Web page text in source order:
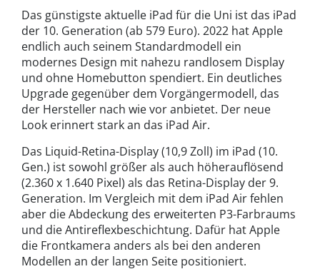
Das günstigste aktuelle iPad für die Uni ist das iPad
der 10. Generation (ab 579 Euro). 2022 hat Apple
endlich auch seinem Standardmodell ein
modernes Design mit nahezu randlosem Display
und ohne Homebutton spendiert. Ein deutliches
Upgrade gegenüber dem Vorgängermodell, das
der Hersteller nach wie vor anbietet. Der neue
Look erinnert stark an das iPad Air.
Das Liquid-Retina-Display (10,9 Zoll) im iPad (10.
Gen.) ist sowohl größer als auch höherauflösend
(2.360 x 1.640 Pixel) als das Retina-Display der 9.
Generation. Im Vergleich mit dem iPad Air fehlen
aber die Abdeckung des erweiterten P3-Farbraums
und die Antireflexbeschichtung. Dafür hat Apple
die Frontkamera anders als bei den anderen
Modellen an der langen Seite positioniert.